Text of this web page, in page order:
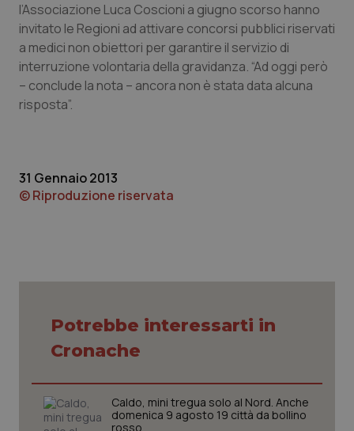
Marche
Molise
Piemonte
Provincia Autonoma di Trento
Toscana
Umbria
Donna & Salute
Epatiti
HIV
Ipertensione & Scompenso
Obesità
Oftalmologia
l’Associazione Luca Coscioni a giugno scorso hanno
invitato le Regioni ad attivare concorsi pubblici riservati
a medici non obiettori per garantire il servizio di
interruzione volontaria della gravidanza. “Ad oggi però
– conclude la nota – ancora non è stata data alcuna
risposta”.
31 Gennaio 2013
© Riproduzione riservata
Potrebbe interessarti in
Cronache
Caldo, mini tregua solo al Nord. Anche
domenica 9 agosto 19 città da bollino
rosso